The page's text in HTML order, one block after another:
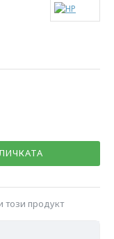
този продукт